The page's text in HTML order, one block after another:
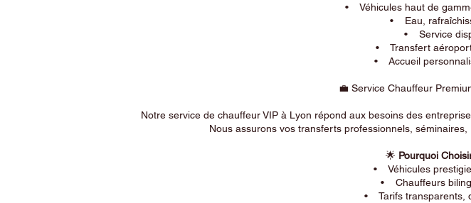
• Véhicules haut de
• Eau,
• Service
• Transfert
• Accueil
💼 Service Chauffeur
Notre service de chauffeur VIP à Lyon répond aux besoins des
Nous assurons vos transferts professionnels,
🌟 Pourquoi
• Véhicules
• Chauffeurs
• Tarifs transparents,